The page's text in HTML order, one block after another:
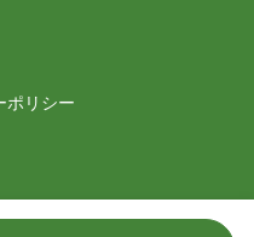
ポリシー